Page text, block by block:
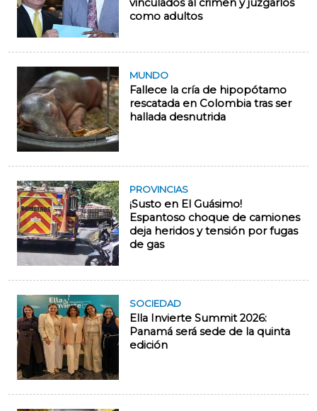
vinculados al crimen y juzgarlos
como adultos
MUNDO
Fallece la cría de hipopótamo
rescatada en Colombia tras ser
hallada desnutrida
PROVINCIAS
¡Susto en El Guásimo!
Espantoso choque de camiones
deja heridos y tensión por fugas
de gas
SOCIEDAD
Ella Invierte Summit 2026:
Panamá será sede de la quinta
edición